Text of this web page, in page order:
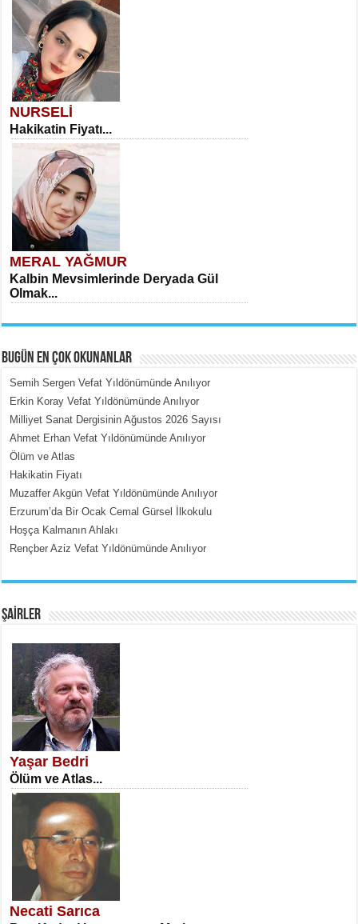
NURSELİ
Hakikatin Fiyatı...
MERAL YAĞMUR
Kalbin Mevsimlerinde Deryada Gül
Olmak...
MEHMET ÇOBAN
İçerdeki Put Dışardaki Maskeler...
SATILMIŞ ÜMİT ÇETİNKAYA
Erkenlik...
NECLA DİLEK ARSLAN
Öğretmenler Günü Mahkemesi...
BUGÜN EN ÇOK OKUNANLAR
Semih Sergen Vefat Yıldönümünde Anılıyor
Erkin Koray Vefat Yıldönümünde Anılıyor
Milliyet Sanat Dergisinin Ağustos 2026 Sayısı
Ahmet Erhan Vefat Yıldönümünde Anılıyor
Ölüm ve Atlas
Hakikatin Fiyatı
Muzaffer Akgün Vefat Yıldönümünde Anılıyor
Erzurum’da Bir Ocak Cemal Gürsel İlkokulu
Hoşça Kalmanın Ahlakı
Rençber Aziz Vefat Yıldönümünde Anılıyor
ŞAİRLER
Yaşar Bedri
Ölüm ve Atlas...
Necati Sarıca